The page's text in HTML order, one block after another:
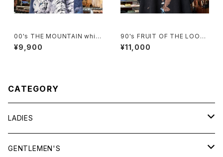
00's THE MOUNTAIN white
tiger tie-dye tee Dress
¥9,900
90's FRUIT OF THE LOOM
eagle printed Tee "Made i
n CANADA"
¥11,000
CATEGORY
LADIES
TOPS
GENTLEMEN'S